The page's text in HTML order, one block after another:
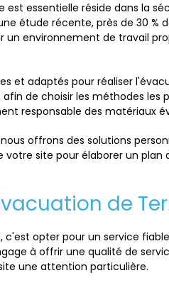
essentielle réside dans la
étude récente, près de 30
environnement de travail
et adaptés pour réaliser
de choisir les méthodes les
responsable des matériaux
offrons des solutions
site pour élaborer un plan
de
c'est opter pour un service
à offrir une qualité de
une attention particulière.